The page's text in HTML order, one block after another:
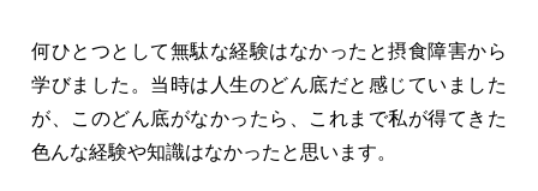
何ひとつとして無駄な経験はなかったと摂食障害から
学びました。当時は人生のどん底だと感じていました
が、このどん底がなかったら、これまで私が得てきた
色んな経験や知識はなかったと思います。